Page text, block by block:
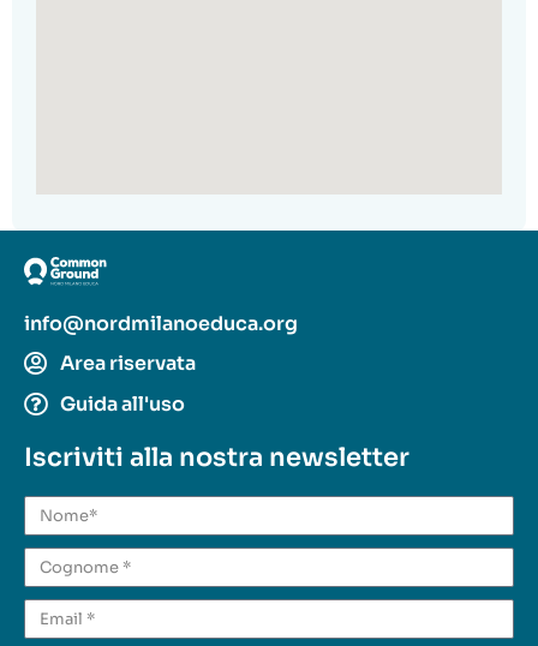
info@nordmilanoeduca.org
Area riservata
Guida all'uso
Iscriviti alla nostra newsletter